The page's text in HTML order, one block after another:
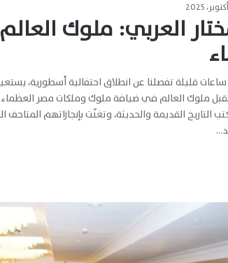
العربي: ملوك
قليلة تفصلنا عن انطلاق احتفالية أسطورية،
ملوك العالم في ضيافة ملوك وملكات مصر
التاريخ القديمة والحديثة، وتغنّت بإنجازاتهم